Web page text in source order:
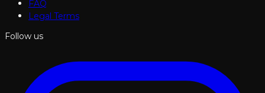
FAQ
Legal Terms
Follow us